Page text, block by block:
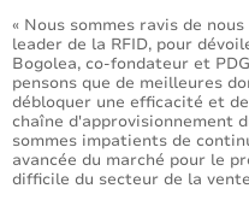
« Nous sommes ravis de
leader de la RFID, pour
Bogolea, co-fondateur et
pensons que de meilleures
débloquer une efficacité et
chaîne d'approvisionnement
sommes impatients de
avancée du marché pour le
difficile du secteur de la